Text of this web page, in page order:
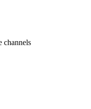
channels